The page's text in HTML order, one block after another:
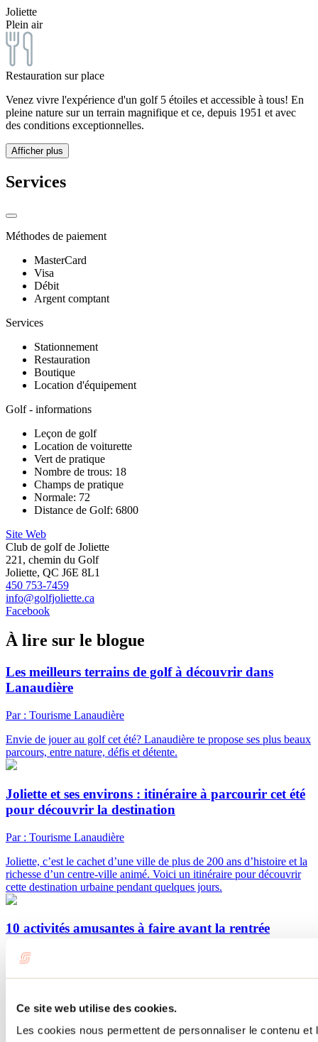
Ce site web utilise des cookies.
Les cookies nous permettent de personnaliser le contenu
Joliette
Plein air
Restauration sur place
Venez vivre l'expérience d'un golf 5 étoiles et accessible à tous! En
pleine nature sur un terrain magnifique et ce, depuis 1951 et avec
des conditions exceptionnelles.
Afficher plus
Services
Méthodes de paiement
MasterCard
Visa
Débit
Argent comptant
Services
Stationnement
Restauration
Boutique
Location d'équipement
Golf - informations
Leçon de golf
Location de voiturette
Vert de pratique
Nombre de trous: 18
Champs de pratique
Normale: 72
Distance de Golf: 6800
Site Web
Club de golf de Joliette
221, chemin du Golf
Joliette, QC J6E 8L1
450 753-7459
info@golfjoliette.ca
Facebook
À lire sur le blogue
Les meilleurs terrains de golf à découvrir dans
Lanaudière
Par : Tourisme Lanaudière
Envie de jouer au golf cet été? Lanaudière te propose ses plus beaux
parcours, entre nature, défis et détente.
Joliette et ses environs : itinéraire à parcourir cet été
pour découvrir la destination
Par : Tourisme Lanaudière
Joliette, c’est le cachet d’une ville de plus de 200 ans d’histoire et la
richesse d’un centre-ville animé. Voici un itinéraire pour découvrir
cette destination urbaine pendant quelques jours.
10 activités amusantes à faire avant la rentrée
faire dans Lanaudière avec toute la famille avant le début des